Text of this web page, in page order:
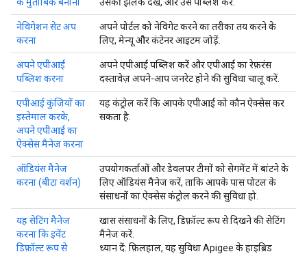
नेविगेशन सेट अप
करना
अपने पोर्टल को नेविगेट करने का तरीका तय करने के
लिए, मेन्यू और कंटेनर आइटम जोड़ें.
अपने एपीआई
पब्लिश करना
अपने एपीआई पब्लिश करें और एपीआई का रेफ़रंस
दस्तावेज़ अपने-आप जनरेट होने की सुविधा चालू करें.
एपीआई कुंजियों का
इस्तेमाल करके,
अपने एपीआई का
ऐक्सेस मैनेज करना
यह कंट्रोल करें कि आपके एपीआई को कौन ऐक्सेस कर
सकता है.
ऑडियंस मैनेज
करना (बीटा वर्शन)
उपयोगकर्ताओं और डेवलपर टीमों को सेगमेंट में बांटने के
लिए ऑडियंस मैनेज करें, ताकि आपके पास पोटल के
संसाधनों का ऐक्सेस कंट्रोल करने की सुविधा हो.
यह सेटिंग मैनेज
करना कि इवेंट
डिफ़ॉल्ट रूप से
खास संसाधनों के लिए, डिफ़ॉल्ट रूप से दिखने की सेटिंग
मैनेज करें.
ध्यान दें: फ़िलहाल, यह सुविधा Apigee के हाइब्रिड